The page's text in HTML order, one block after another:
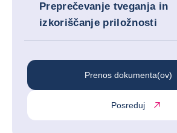
Preprečevanje tveganja in
izkoriščanje priložnosti
Prenos dokumenta(ov)
Posreduj